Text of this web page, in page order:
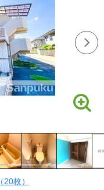
枚）